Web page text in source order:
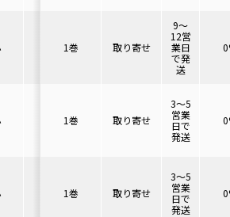
42mm以上 7.0mm
46mm以上 7.6mm
46mm以上 7.6mm
1巻 取り寄せ
9～
12営
業日
で発
送
1巻 取り寄せ
3～5
営業
日で
発送
1巻 取り寄せ
3～5
営業
日で
発送